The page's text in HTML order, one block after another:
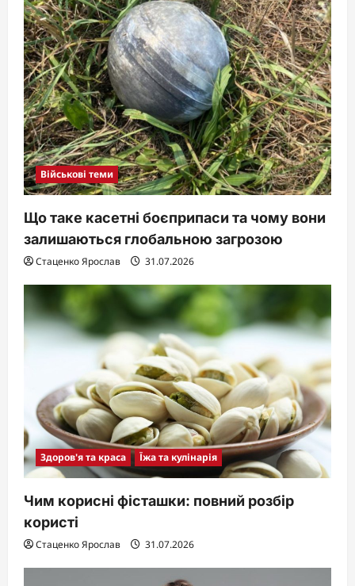
Військові теми
Що таке касетні боєприпаси та чому вони
залишаються глобальною загрозою
Стаценко Ярослав 31.07.2026
Здоров'я та краса Їжа та кулінарія
Чим корисні фісташки: повний розбір
користі
Стаценко Ярослав 31.07.2026